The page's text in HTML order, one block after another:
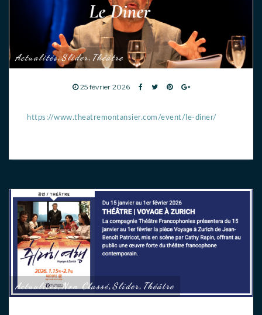
Actualités,Slider, Théâtre
25 février 2026
https://www.theatremontansier.com/event/le-diner/
Actualités,Non Classé, Slider, Théâtre